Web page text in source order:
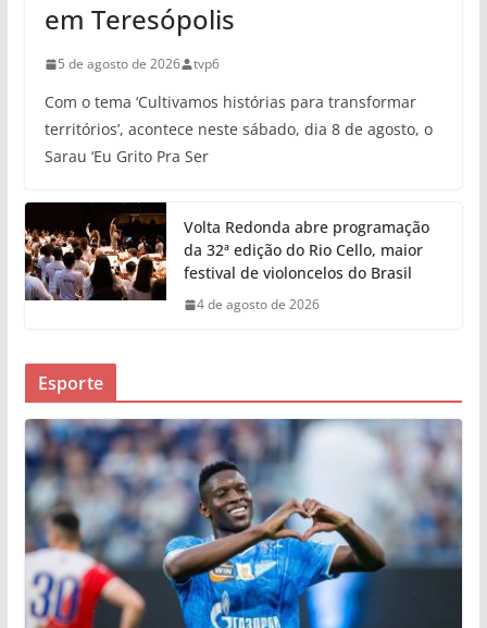
em Teresópolis
5 de agosto de 2026 tvp6
Com o tema ‘Cultivamos histórias para transformar
territórios’, acontece neste sábado, dia 8 de agosto, o
Sarau ‘Eu Grito Pra Ser
Volta Redonda abre programação
da 32ª edição do Rio Cello, maior
festival de violoncelos do Brasil
4 de agosto de 2026
Esporte